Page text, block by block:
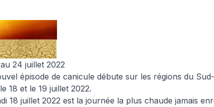
au 24 juillet 2022
épisode de canicule débute sur les régions du
18 et le 19 juillet 2022.
18 juillet 2022 est la journée la plus chaude jamais